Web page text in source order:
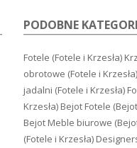
PODOBNE
Fotele (Fotele i Krzesła)
obrotowe (Fotele i Krzesła)
jadalni (Fotele i Krzesła)
Krzesła) Bejot Fotele
Bejot Meble biurowe
(Fotele i Krzesła)